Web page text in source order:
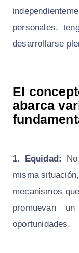
personales,
desarrollarse
El
abarca
1. Equidad:
misma
mecanismos
promuevan
oportunidades.